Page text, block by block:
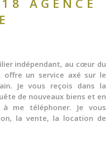
indépendant, au cœur du
offre un service axé sur le
Je vous reçois dans la
de nouveaux biens et en
à me téléphoner. Je vous
la vente, la location de